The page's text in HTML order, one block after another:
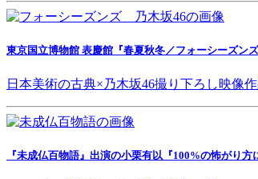
東京国立博物館 表慶館『春夏秋冬／フォーシーズン
日本美術の古典×乃木坂46撮り下ろし映像
『未成仏百物語』出演の小栗有以『100%の怖がり方